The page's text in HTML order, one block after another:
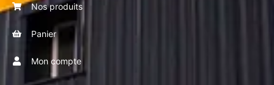
Nos produits
Panier
Mon compte